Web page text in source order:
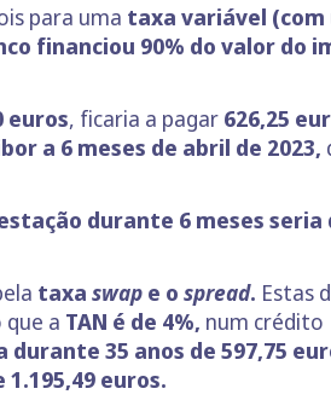
para uma taxa variável (com
financiou 90% do valor do
euros, ficaria a pagar 626,25
a 6 meses de abril de 2023,
durante 6 meses seria
taxa swap e o spread. Estas
a TAN é de 4%, num crédito
35 anos de 597,75
euros.